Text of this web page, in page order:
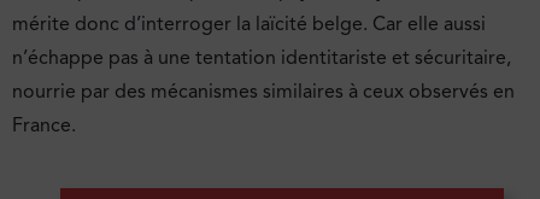
mérite donc d’interroger la laïcité belge. Car elle aussi
n’échappe pas à une tentation identitariste et sécuritaire,
nourrie par des mécanismes similaires à ceux observés en
France.